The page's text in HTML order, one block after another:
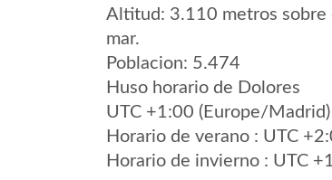
Altitud: 3.110 metros sobre
mar.
Poblacion: 5.474
Huso horario de Dolores
UTC +1:00 (Europe/Madrid)
Horario de verano : UTC
Horario de invierno : UTC